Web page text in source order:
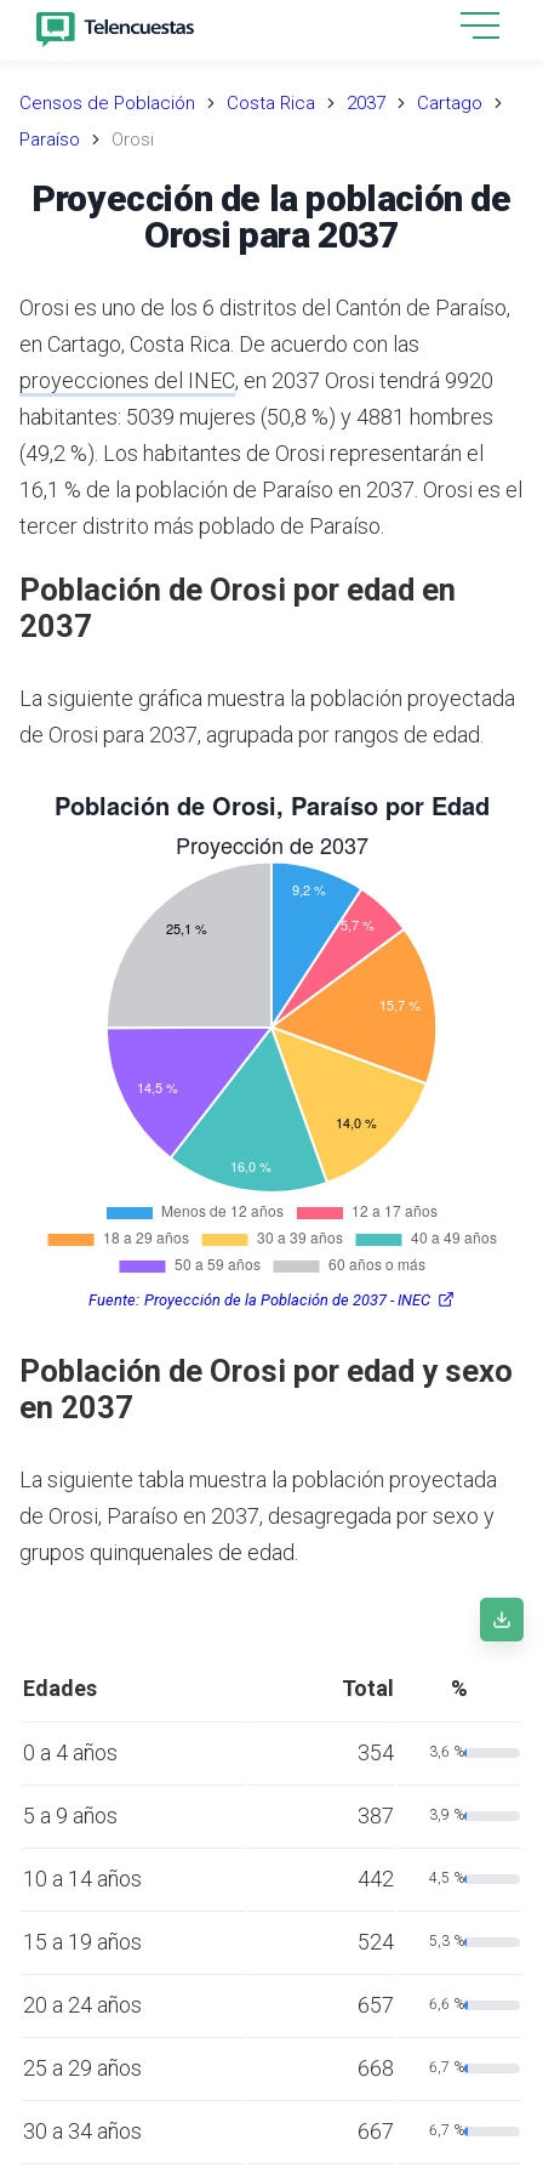
Censos de Población Costa Rica 2037
Cartago
Paraíso
Orosi
Proyección de la población de
Orosi para 2037
Orosi es uno de los 6 distritos del Cantón de Paraíso,
en Cartago, Costa Rica. De acuerdo con las
proyecciones del INEC, en 2037 Orosi tendrá 9920
habitantes: 5039 mujeres (50,8 %) y 4881 hombres
(49,2 %). Los habitantes de Orosi representarán el
16,1 % de la población de Paraíso en 2037. Orosi es el
tercer distrito más poblado de Paraíso.
Población de Orosi por edad en
2037
La siguiente gráfica muestra la población proyectada
de Orosi para 2037, agrupada por rangos de edad.
Fuente: Proyección de la Población de 2037 - INEC
Población de Orosi por edad y sexo
en 2037
La siguiente tabla muestra la población proyectada
de Orosi, Paraíso en 2037, desagregada por sexo y
grupos quinquenales de edad.
Edades Total %
0 a 4 años 354 3,6 %
5 a 9 años 387 3,9 %
10 a 14 años 442 4,5 %
15 a 19 años 524 5,3 %
20 a 24 años 657 6,6 %
25 a 29 años 668 6,7 %
30 a 34 años 667 6,7 %